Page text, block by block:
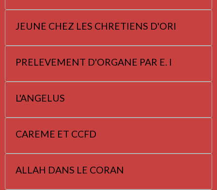
JEUNE CHEZ LES CHRETIENS D'ORI
PRELEVEMENT D'ORGANE PAR E. I
L'ANGELUS
CAREME ET CCFD
ALLAH DANS LE CORAN